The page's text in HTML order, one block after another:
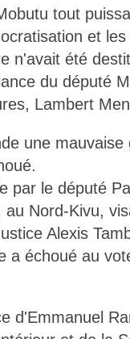
tout
et
n'avait été
du député
Lambert
une mauvaise
par le député
Nord-Kivu,
Alexis
a échoué au
d'Emmanuel